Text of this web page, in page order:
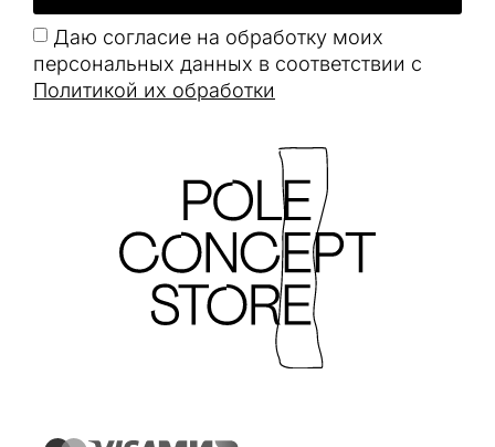
Даю согласие на обработку моих
персональных данных в соответствии с
Политикой их обработки